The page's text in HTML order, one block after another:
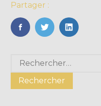
Partager :
FaceBook
TwitterLinkedIn
Blog
sidebar
Rechercher :